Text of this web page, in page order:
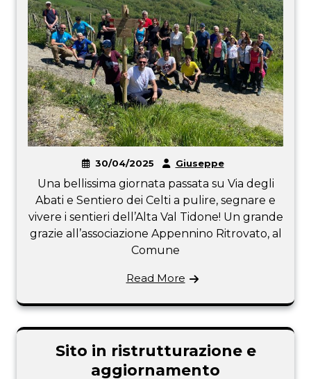
30/04/2025 Giuseppe
Una bellissima giornata passata su Via degli
Abati e Sentiero dei Celti a pulire, segnare e
vivere i sentieri dell’Alta Val Tidone! Un grande
grazie all’associazione Appennino Ritrovato, al
Comune
Read More
Sito in ristrutturazione e
aggiornamento